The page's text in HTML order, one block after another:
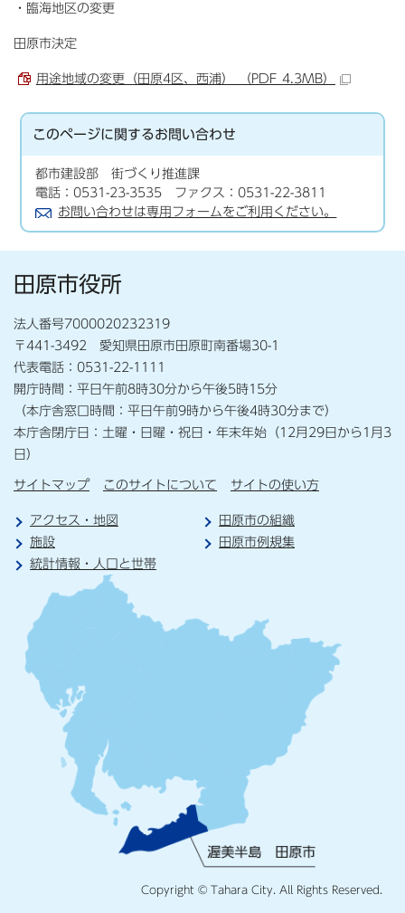
・臨海地区の変更
田原市決定
用途地域の変更（田原4区、西浦） （PDF 4.3MB）
このページに関するお問い合わせ
都市建設部 街づくり推進課
電話：0531-23-3535 ファクス：0531-22-3811
お問い合わせは専用フォームをご利用ください。
田原市役所
法人番号7000020232319
〒441-3492 愛知県田原市田原町南番場30-1
代表電話：0531-22-1111
開庁時間：平日午前8時30分から午後5時15分
（本庁舎窓口時間：平日午前9時から午後4時30分まで）
本庁舎閉庁日：土曜・日曜・祝日・年末年始（12月29日から1月3
日）
サイトマップ このサイトについて サイトの使い方
アクセス・地図
田原市の組織
施設
田原市例規集
統計情報・人口と世帯
Copyright © Tahara City. All Rights Reserved.